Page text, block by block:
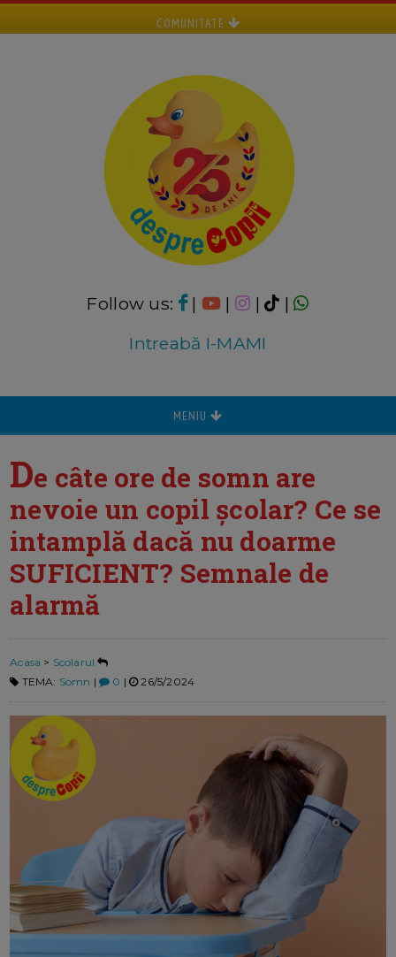
COMUNITATE
Follow us: | | |
|
Intreabă I-MAMI
MENIU
De câte ore de somn are
nevoie un copil școlar? Ce se
intamplă dacă nu doarme
SUFICIENT? Semnale de
alarmă
Acasa > Scolarul
TEMA: Somn | 0 | 26/5/2024